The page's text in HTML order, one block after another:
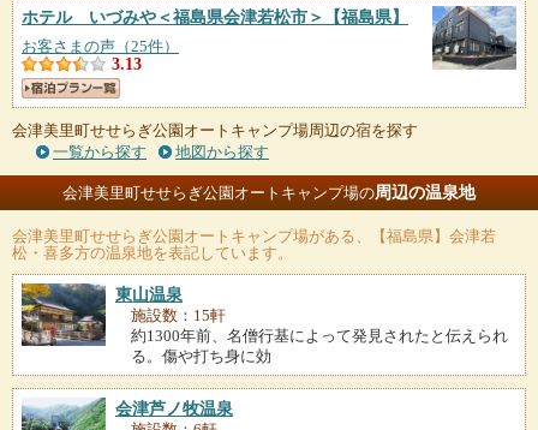
ホテル いづみや＜福島県会津若松市＞ 【福島県】
お客さまの声（25件）
3.13
会津美里町せせらぎ公園オートキャンプ場周辺の宿を探す
一覧から探す
地図から探す
会津美里町せせらぎ公園オートキャンプ場の周辺の温泉地
会津美里町せせらぎ公園オートキャンプ場がある、【福島県】会津若
松・喜多方の温泉地を表記しています。
東山温泉
施設数：15軒
約1300年前、名僧行基によって発見されたと伝えられ
る。傷や打ち身に効
会津芦ノ牧温泉